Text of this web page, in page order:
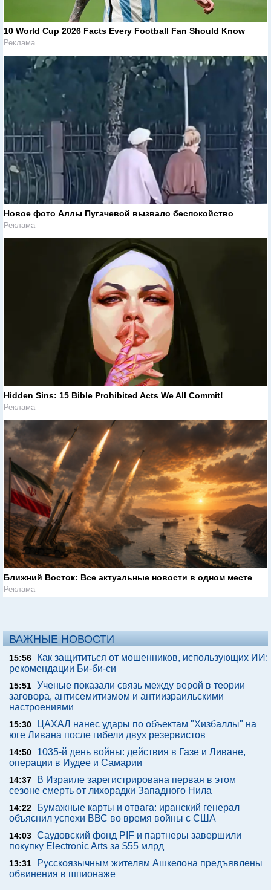
10 World Cup 2026 Facts Every Football Fan Should Know
Реклама
Новое фото Аллы Пугачевой вызвало беспокойство
Реклама
Hidden Sins: 15 Bible Prohibited Acts We All Commit!
Реклама
Ближний Восток: Все актуальные новости в одном месте
Реклама
ВАЖНЫЕ НОВОСТИ
15:56
Как защититься от мошенников, использующих ИИ:
рекомендации Би-би-си
15:51 Ученые показали связь между верой в теории
заговора, антисемитизмом и антиизраильскими
настроениями
15:30
ЦАХАЛ нанес удары по объектам "Хизбаллы" на
юге Ливана после гибели двух резервистов
14:50
1035-й день войны: действия в Газе и Ливане,
операции в Иудее и Самарии
14:37
В Израиле зарегистрирована первая в этом
сезоне смерть от лихорадки Западного Нила
14:22
Бумажные карты и отвага: иранский генерал
объяснил успехи ВВС во время войны с США
14:03 Саудовский фонд PIF и партнеры завершили
покупку Electronic Arts за $55 млрд
13:31
Русскоязычным жителям Ашкелона предъявлены
обвинения в шпионаже